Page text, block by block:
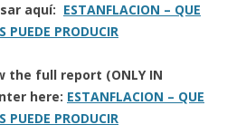
aquí: ESTANFLACION – QUE
PUEDE PRODUCIR
the full report (ONLY IN
here: ESTANFLACION – QUE
PUEDE PRODUCIR